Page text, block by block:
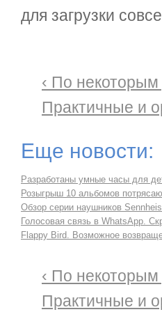
для загрузки
‹ По
Практичные и
Еще новости:
Разработаны умные часы для
Розыгрыш 10 альбомов
Обзор серии наушников
Голосовая связь в WhatsApp.
Flappy Bird. Возможное
‹ По
Практичные и